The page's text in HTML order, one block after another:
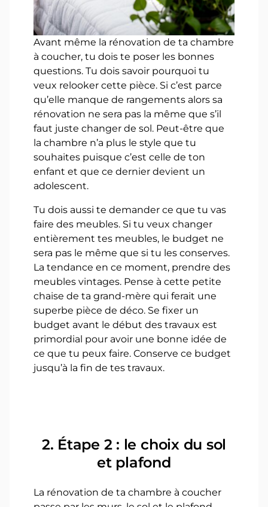
Avant même la rénovation de ta chambre
à coucher, tu dois te poser les bonnes
questions. Tu dois savoir pourquoi tu
veux relooker cette pièce. Si c’est parce
qu’elle manque de rangements alors sa
rénovation ne sera pas la même que s’il
faut juste changer de sol. Peut-être que
la chambre n’a plus le style que tu
souhaites puisque c’est celle de ton
enfant et que ce dernier devient un
adolescent.
Tu dois aussi te demander ce que tu vas
faire des meubles. Si tu veux changer
entièrement tes meubles, le budget ne
sera pas le même que si tu les conserves.
La tendance en ce moment, prendre des
meubles vintages. Pense à cette petite
chaise de ta grand-mère qui ferait une
superbe pièce de déco. Se fixer un
budget avant le début des travaux est
primordial pour avoir une bonne idée de
ce que tu peux faire. Conserve ce budget
jusqu’à la fin de tes travaux.
2. Étape 2 : le choix du sol
et plafond
La rénovation de ta chambre à coucher